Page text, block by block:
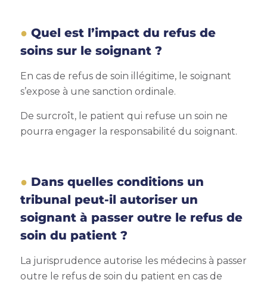
Quel est l’impact du refus de
soins sur le soignant ?
En cas de refus de soin illégitime, le soignant
s’expose à une sanction ordinale.
De surcroît, le patient qui refuse un soin ne
pourra engager la responsabilité du soignant.
Dans quelles conditions un
tribunal peut-il autoriser un
soignant à passer outre le refus de
soin du patient ?
La jurisprudence autorise les médecins à passer
outre le refus de soin du patient en cas de